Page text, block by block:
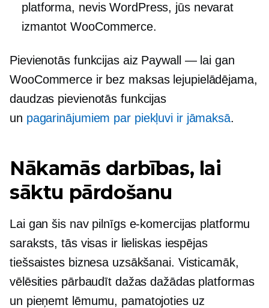
platforma, nevis WordPress, jūs nevarat
izmantot WooCommerce.
Pievienotās funkcijas aiz Paywall — lai gan
WooCommerce ir bez maksas lejupielādējama,
daudzas pievienotās funkcijas
un pagarinājumiem par piekļuvi ir jāmaksā.
Nākamās darbības, lai
sāktu pārdošanu
Lai gan šis nav pilnīgs e-komercijas platformu
saraksts, tās visas ir lieliskas iespējas
tiešsaistes biznesa uzsākšanai. Visticamāk,
vēlēsities pārbaudīt dažas dažādas platformas
un pieņemt lēmumu, pamatojoties uz